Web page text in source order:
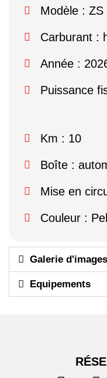
Modèle : ZS
Carburant :
Année :
Puissance
Km : 10
Boîte :
Mise en
Couleur :
Galerie d'images
Equipements